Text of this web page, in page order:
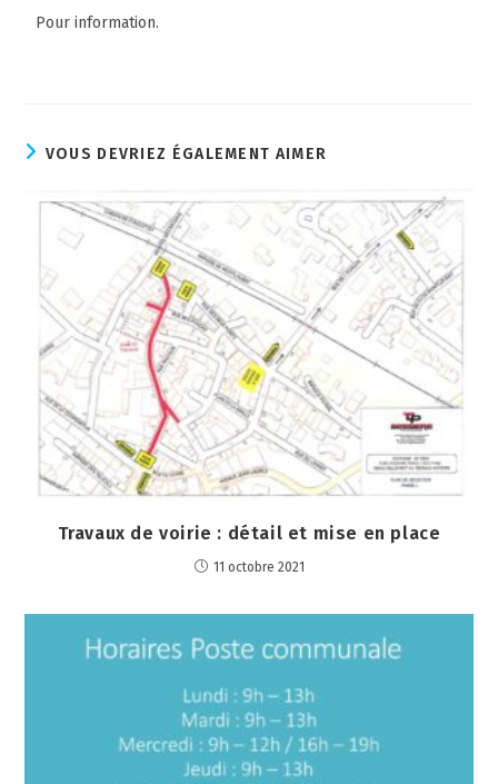
Pour information.
VOUS DEVRIEZ ÉGALEMENT AIMER
Travaux de voirie : détail et mise en place
11 octobre 2021